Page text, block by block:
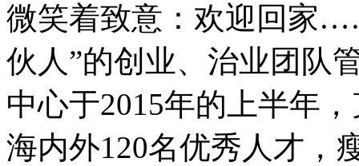
微笑着致意：欢迎回家
伙人”的创业、治业团队
中心于2015年的上半年
海内外120名优秀人才，